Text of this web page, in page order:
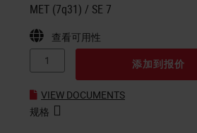
MET (7q31) / SE 7
查看可用性
添加到报价
VIEW DOCUMENTS
规格